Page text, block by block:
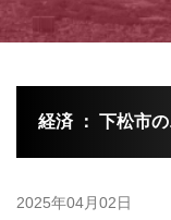
経済 ： 下松市
2025年04月02日